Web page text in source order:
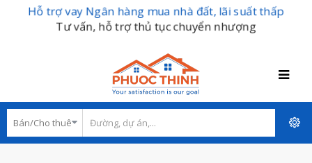
Hỗ trợ vay Ngân hàng mua nhà đất, lãi suất thấp
Tư vấn, hỗ trợ thủ tục chuyển nhượng